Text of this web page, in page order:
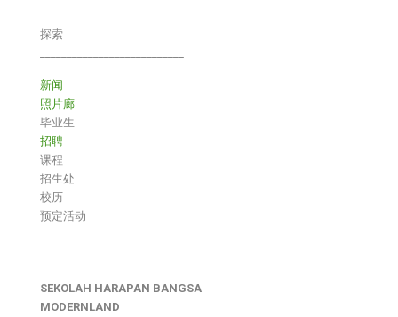
探索
新闻
照片廊
毕业生
招聘
课程
招生处
校历
预定活动
SEKOLAH HARAPAN BANGSA
MODERNLAND